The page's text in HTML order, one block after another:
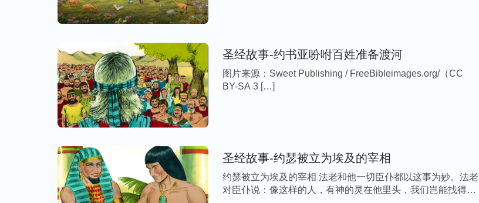
圣经故事-约书亚吩咐百姓准备渡河
图片来源：Sweet Publishing / FreeBibleimages.org/（CC
BY-SA 3 […]
圣经故事-约瑟被立为埃及的宰相
约瑟被立为埃及的宰相 法老和他一切臣仆都以这事为妙。法老
对臣仆说：像这样的人，有神的灵在他里头，我们岂能找得着